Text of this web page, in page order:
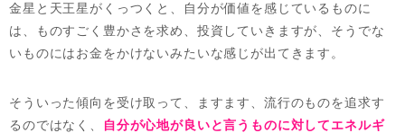
金星と天王星がくっつくと、自分が価値を感じているものに
は、ものすごく豊かさを求め、投資していきますが、そうでな
いものにはお金をかけないみたいな感じが出てきます。
そういった傾向を受け取って、ますます、流行のものを追求す
るのではなく、
自分が心地が良いと言うものに対してエネルギ